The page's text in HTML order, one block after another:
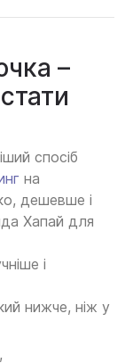
–
спосіб
на
дешевше і
Хапай для
і
нижче, ніж у